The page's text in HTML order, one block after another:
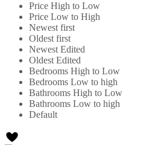
Price High to Low
Price Low to High
Newest first
Oldest first
Newest Edited
Oldest Edited
Bedrooms High to Low
Bedrooms Low to high
Bathrooms High to Low
Bathrooms Low to high
Default